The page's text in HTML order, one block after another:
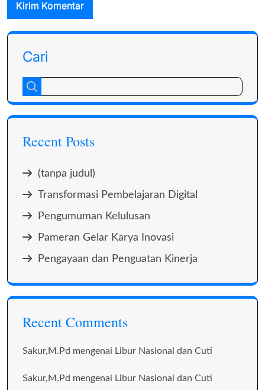
Cari
Recent Posts
(tanpa judul)
Transformasi Pembelajaran Digital
Pengumuman Kelulusan
Pameran Gelar Karya Inovasi
Pengayaan dan Penguatan Kinerja
Recent Comments
Sakur,M.Pd mengenai Libur Nasional dan Cuti
Sakur,M.Pd mengenai Libur Nasional dan Cuti